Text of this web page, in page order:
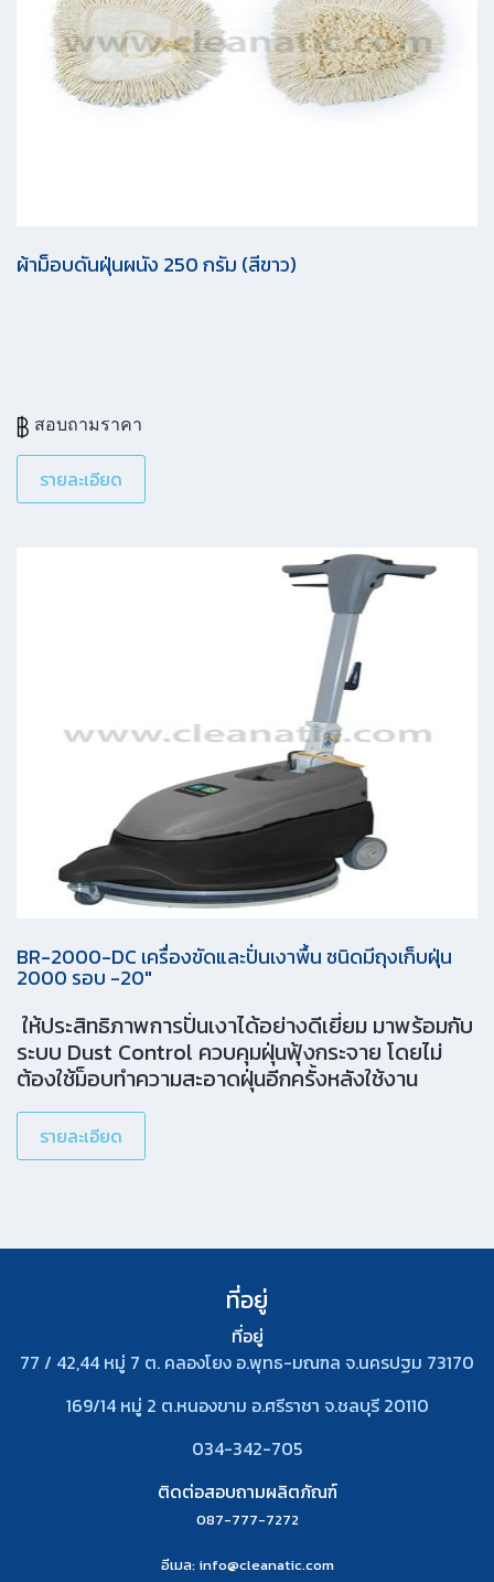
ผ้าม็อบดันฝุ่นผนัง 250 กรัม (สีขาว)
สอบถามราคา
รายละเอียด
BR-2000-DC เครื่องขัดและปั่นเงาพื้น ชนิดมีถุงเก็บฝุ่น
2000 รอบ -20″
ให้ประสิทธิภาพการปั่นเงาได้อย่างดีเยี่ยม มาพร้อมกับ
ระบบ Dust Control ควบคุมฝุ่นฟุ้งกระจาย โดยไม่
ต้องใช้ม็อบทำความสะอาดฝุ่นอีกครั้งหลังใช้งาน
รายละเอียด
ที่อยู่
ที่อยู่
77 / 42,44 หมู่ 7 ต. คลองโยง อ.พุทธ-มณฑล จ.นครปฐม 73170
169/14 หมู่ 2 ต.หนองขาม อ.ศรีราชา จ.ชลบุรี 20110
034-342-705
ติดต่อสอบถามผลิตภัณฑ์
087-777-7272
อีเมล: info@cleanatic.com